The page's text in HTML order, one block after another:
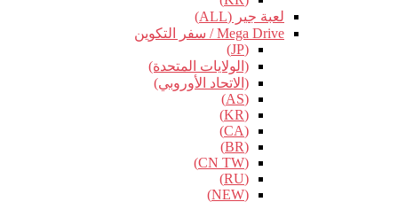
لعبة جير (ALL)
Mega Drive / سفر التكوين
(JP)
(الولايات المتحدة)
(الاتحاد الأوروبي)
(AS)
(KR)
(CA)
(BR)
(CN TW)
(RU)
(NEW)